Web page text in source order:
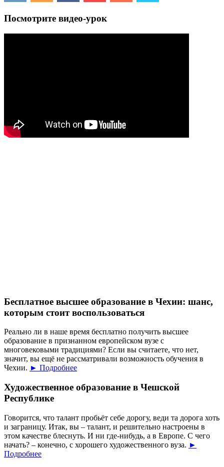
Посмотрите видео-урок
Бесплатное высшее образование в Чехии: шанс,
которым стоит воспользоваться
Реально ли в наше время бесплатно получить высшее
образование в признанном европейском вузе с
многовековыми традициями? Если вы считаете, что нет,
значит, вы ещё не рассматривали возможность обучения в
Чехии. ► Подробнее
Художественное образование в Чешской
Республике
Говорится, что талант пробьёт себе дорогу, веди та дорога хоть
и заграницу. Итак, вы – талант, и решительно настроены в
этом качестве блеснуть. И ни где-нибудь, а в Европе. С чего
начать? – конечно, с хорошего художественного вуза. ►
Подробнее